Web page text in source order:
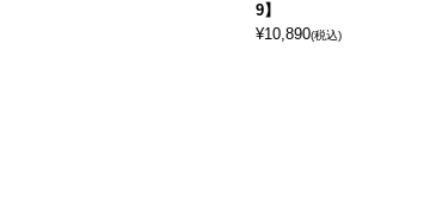
9】
¥10,890(税込)